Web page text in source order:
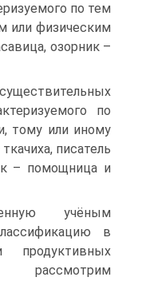
по тем
или физическим
озорник –
по
тому или иному
писатель
– помощница и
учёным
в
продуктивных